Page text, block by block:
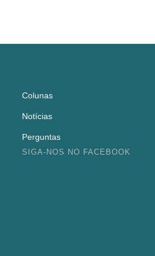
Colunas
Notícias
Perguntas
SIGA-NOS NO FACEBOOK